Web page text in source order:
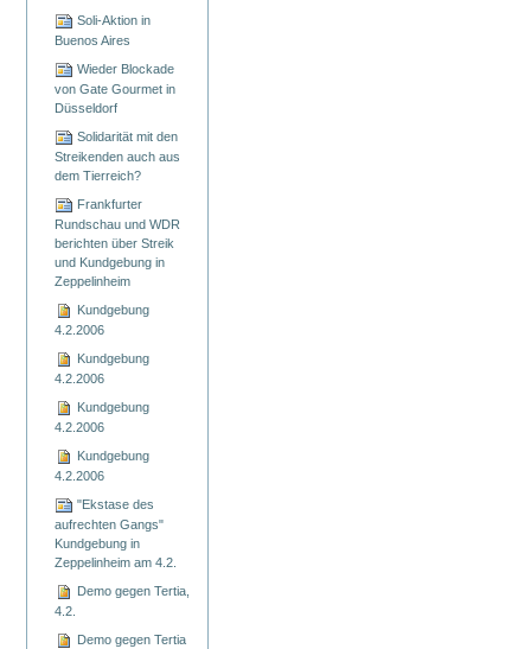
Soli-Aktion in
Buenos Aires
Wieder Blockade
von Gate Gourmet in
Düsseldorf
Solidarität mit den
Streikenden auch aus
dem Tierreich?
Frankfurter
Rundschau und WDR
berichten über Streik
und Kundgebung in
Zeppelinheim
Kundgebung
4.2.2006
Kundgebung
4.2.2006
Kundgebung
4.2.2006
Kundgebung
4.2.2006
"Ekstase des
aufrechten Gangs"
Kundgebung in
Zeppelinheim am 4.2.
Demo gegen Tertia,
4.2.
Demo gegen Tertia